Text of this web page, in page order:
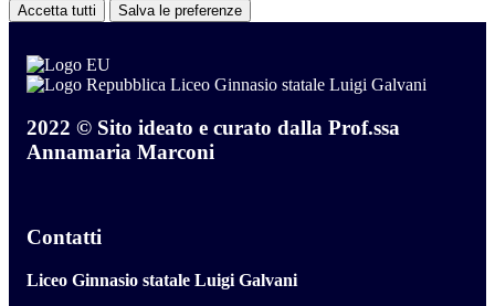
Accetta tutti Salva le preferenze
Liceo Ginnasio statale Luigi Galvani
2022 © Sito ideato e curato dalla Prof.ssa
Annamaria Marconi
Contatti
Liceo Ginnasio statale Luigi Galvani